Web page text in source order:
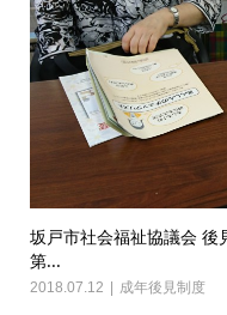
坂戸市社会福祉協議会 後
第...
2018.07.12 成年後見制度